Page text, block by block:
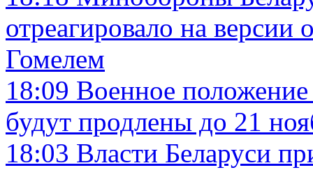
отреагировало на версии
Гомелем
18:09 Военное
будут продлены до 21
18:03 Власти Беларуси